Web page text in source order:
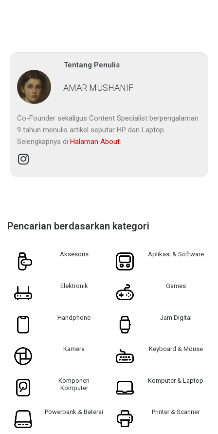
Tentang Penulis
AMAR MUSHANIF
Co-Founder sekaligus Content Specialist berpengalaman
9 tahun menulis artikel seputar HP dan Laptop.
Selengkapnya di Halaman About.
Pencarian berdasarkan kategori
Aksesoris Aplikasi & Software
Elektronik Games
Handphone Jam Digital
Kamera Keyboard & Mouse
Komponen
Komputer
Komputer & Laptop
Powerbank & Baterai Printer & Scanner